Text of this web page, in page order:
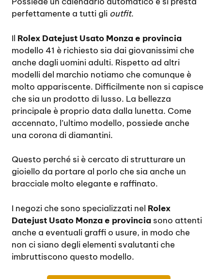
perfettamente a tutti gli outfit.
Il Rolex Datejust Usato Monza e provincia
modello 41 è richiesto sia dai giovanissimi che
anche dagli uomini adulti. Rispetto ad altri
modelli del marchio notiamo che comunque è
molto appariscente. Difficilmente non si capisce
che sia un prodotto di lusso. La bellezza
principale è proprio data dalla lunetta. Come
accennato, l’ultimo modello, possiede anche
una corona di diamantini.
Questo perché si è cercato di strutturare un
gioiello da portare al porlo che sia anche un
bracciale molto elegante e raffinato.
I negozi che sono specializzati nel Rolex
Datejust Usato Monza e provincia sono attenti
anche a eventuali graffi o usure, in modo che
non ci siano degli elementi svalutanti che
imbruttiscono questo modello.